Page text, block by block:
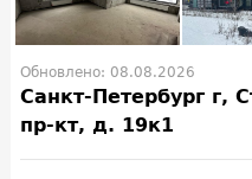
Обновлено: 08.08.2026
Санкт-Петербург г,
пр-кт, д. 19к1